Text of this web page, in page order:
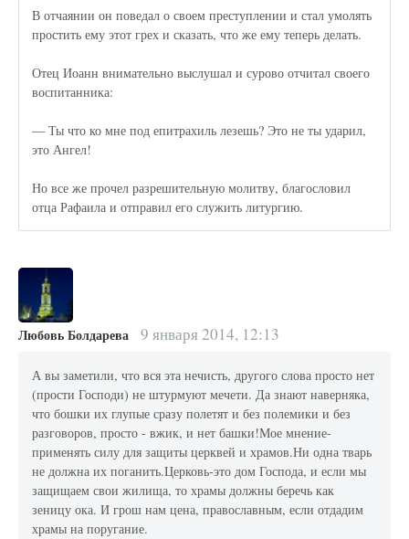
В отчаянии он поведал о своем преступлении и стал умолять
простить ему этот грех и сказать, что же ему теперь делать.
Отец Иоанн внимательно выслушал и сурово отчитал своего
воспитанника:
— Ты что ко мне под епитрахиль лезешь? Это не ты ударил,
это Ангел!
Но все же прочел разрешительную молитву, благословил
отца Рафаила и отправил его служить литургию.
Любовь Болдарева 9 января 2014, 12:13
А вы заметили, что вся эта нечисть, другого слова просто нет
(прости Господи) не штурмуют мечети. Да знают наверняка,
что бошки их глупые сразу полетят и без полемики и без
разговоров, просто - вжик, и нет башки!Мое мнение-
применять силу для защиты церквей и храмов.Ни одна тварь
не должна их поганить.Церковь-это дом Господа, и если мы
защищаем свои жилища, то храмы должны беречь как
зеницу ока. И грош нам цена, православным, если отдадим
храмы на поругание.